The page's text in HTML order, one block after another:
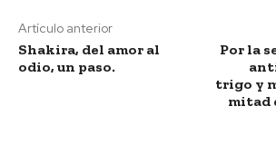
Artículo anterior
Shakira, del amor al
odio, un paso.
Por la
trigo y
mitad